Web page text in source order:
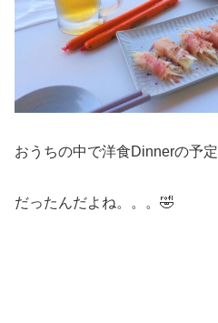
おうちの中で洋食Dinnerの予定
だったんだよね。。。🤣